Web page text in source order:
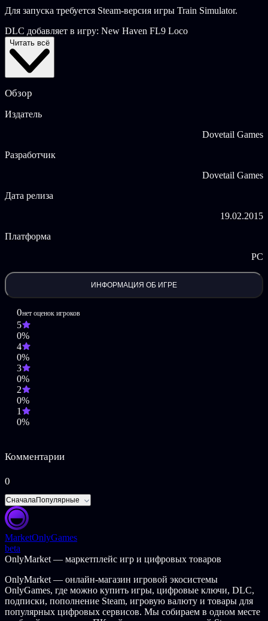
Для запуска требуется Steam-версия игры Train Simulator.
DLC добавляет в игру: New Haven FL9 Loco
Новые маршруты:
Grand Journey: Part 1
A Stormy Trip to the Big Apple
Читать всё
Обзор
Издатель
Dovetail Games
Разработчик
Dovetail Games
Дата релиза
19.02.2015
Платформа
PC
ИНФОРМАЦИЯ ОБ ИГРЕ
0нет оценок игроков
5
0%
4
0%
3
0%
2
0%
1
0%
Комментарии
0
СначалаПопулярные
MarketOnlyGames
beta
OnlyMarket — маркетплейс игр и цифровых товаров
OnlyMarket — онлайн-магазин игровой экосистемы
OnlyGames, где можно купить игры, цифровые ключи, DLC,
подписки, пополнение Steam, игровую валюту и товары для
популярных цифровых сервисов. Мы собираем в одном месте